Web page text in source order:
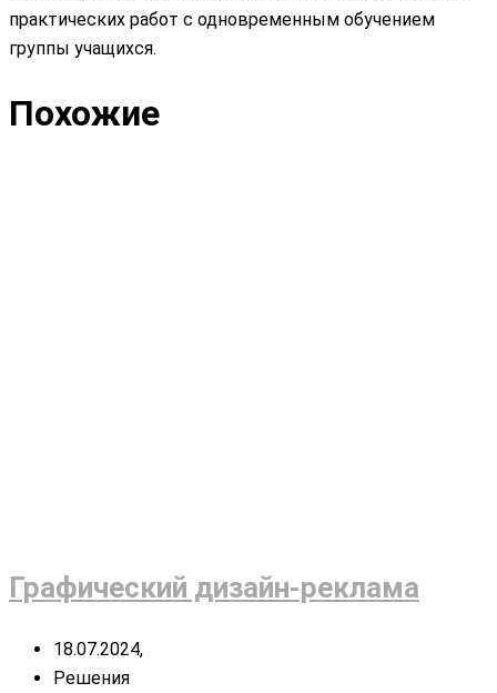
практических работ с одновременным обучением
группы учащихся.
Похожие
Графический дизайн-реклама
18.07.2024,
Решения